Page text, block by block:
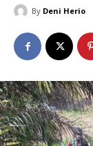
By Deni Herio